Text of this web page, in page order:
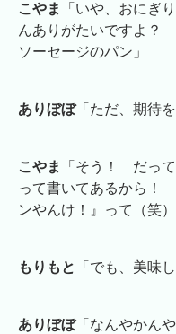
こやま
「いや、おにぎ
んありがたいですよ？
ソーセージのパン」
ありぼぼ「ただ、期待
こやま
「そう！ だっ
って書いてあるから
ンやんけ！』って（笑）
もりもと 「でも、美味
ありぼぼ「なんやかん